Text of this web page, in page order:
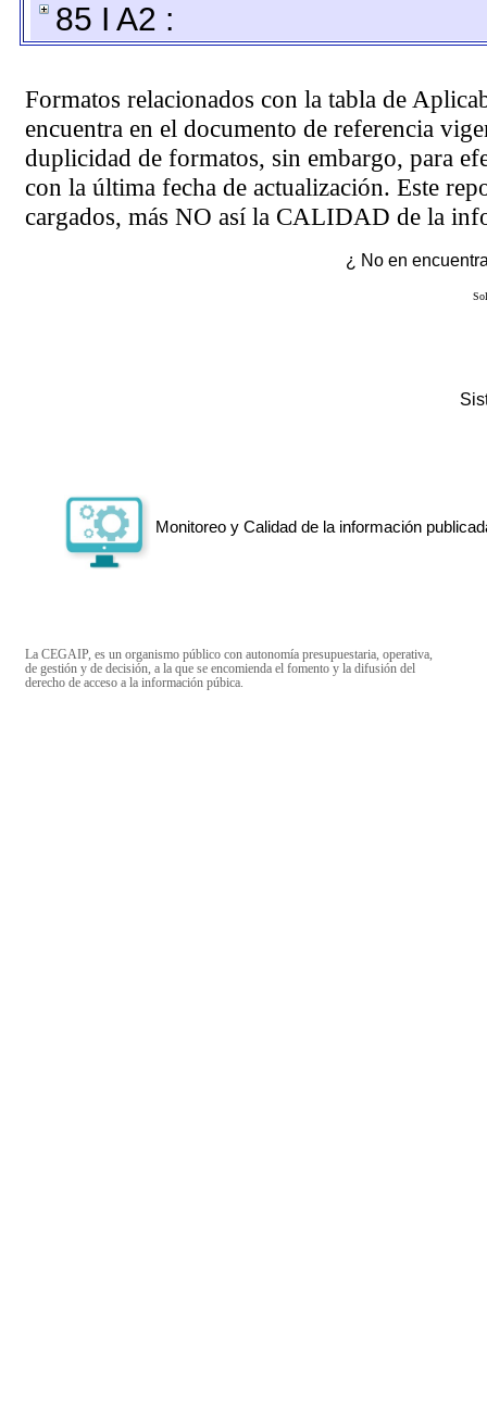
85 I A2 :
Formatos relacionados con la tabla de
encuentra en el documento de referencia
duplicidad de formatos, sin embargo, para
con la última fecha de actualización. Este
cargados, más NO así la CALIDAD de la
¿ No en
Monitoreo y Calidad de la información
La CEGAIP, es un organismo público con autonomía presupuestaria, operativa,
de gestión y de decisión, a la que se encomienda el fomento y la difusión del
derecho de acceso a la información púbica.